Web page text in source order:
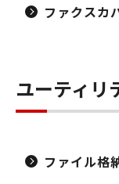
ファクスカ
ユーティリ
ファイル格